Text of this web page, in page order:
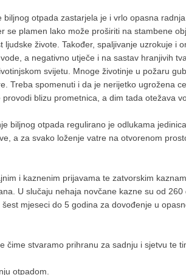
biljnog otpada zastarjela je i vrlo opasna
se plamen lako može proširiti na stambene
ljudske živote. Također, spaljivanje uzrokuje i
a negativno utječe i na sastav hranjivih
svijetu. Mnoge životinje u požaru
Treba spomenuti i da je nerijetko ugrožena
provodi blizu prometnica, a dim tada otežava
biljnog otpada regulirano je odlukama
a za svako loženje vatre na otvorenom
i kaznenim prijavama te zatvorskim
U slučaju nehaja novčane kazne su od
mjeseci do 5 godina za dovođenje u
stvaramo prihranu za sadnju i sjetvu te
otpadom.